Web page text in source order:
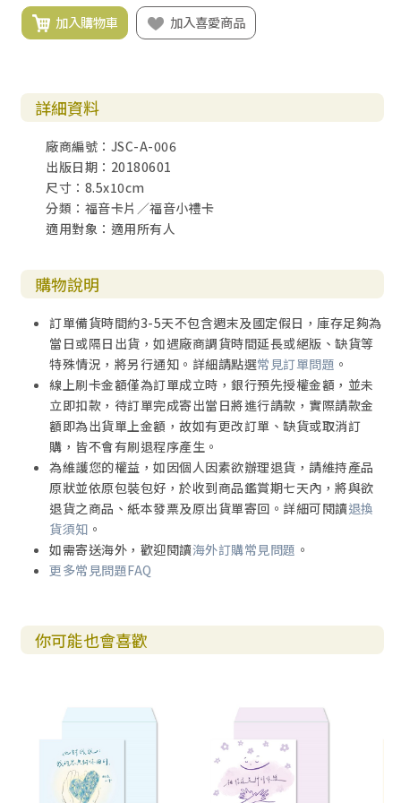
加入購物車 加入喜愛商品
詳細資料
廠商編號：JSC-A-006
出版日期：20180601
尺寸：8.5x10cm
分類：福音卡片／福音小禮卡
適用對象：適用所有人
購物說明
訂單備貨時間約3-5天不包含週末及國定假日，庫存足夠為
當日或隔日出貨，如遇廠商調貨時間延長或絕版、缺貨等
特殊情況，將另行通知。詳細請點選常見訂單問題 。
線上刷卡金額僅為訂單成立時，銀行預先授權金額，並未
立即扣款，待訂單完成寄出當日將進行請款，實際請款金
額即為出貨單上金額，故如有更改訂單、缺貨或取消訂
購，皆不會有刷退程序產生。
為維護您的權益，如因個人因素欲辦理退貨，請維持產品
原狀並依原包裝包好，於收到商品鑑賞期七天內，將與欲
退貨之商品、紙本發票及原出貨單寄回。詳細可閱讀退換
貨須知 。
如需寄送海外，歡迎閱讀海外訂購常見問題 。
更多常見問題FAQ
你可能也會喜歡